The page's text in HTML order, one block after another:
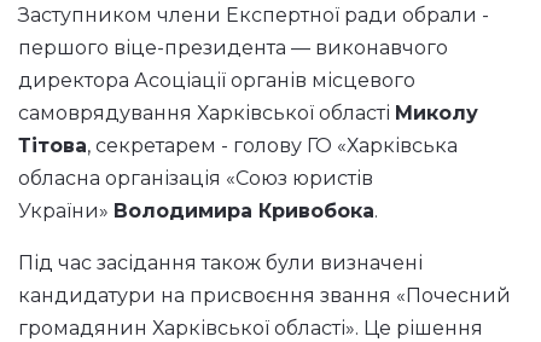
Заступником члени Експертної ради обрали -
першого віце-президента — виконавчого
директора Асоціації органів місцевого
самоврядування Харківської області Миколу
Тітова, секретарем - голову ГО «Харківська
обласна організація «Союз юристів
України» Володимира Кривобока.
Під час засідання також були визначені
кандидатури на присвоєння звання «Почесний
громадянин Харківської області». Це рішення